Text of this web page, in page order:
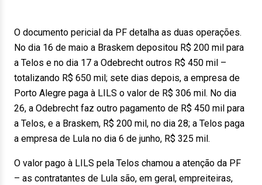
O documento pericial da PF detalha as duas operações.
No dia 16 de maio a Braskem depositou R$ 200 mil para
a Telos e no dia 17 a Odebrecht outros R$ 450 mil –
totalizando R$ 650 mil; sete dias depois, a empresa de
Porto Alegre paga à LILS o valor de R$ 306 mil. No dia
26, a Odebrecht faz outro pagamento de R$ 450 mil para
a Telos, e a Braskem, R$ 200 mil, no dia 28; a Telos paga
a empresa de Lula no dia 6 de junho, R$ 325 mil.
O valor pago à LILS pela Telos chamou a atenção da PF
– as contratantes de Lula são, em geral, empreiteiras,